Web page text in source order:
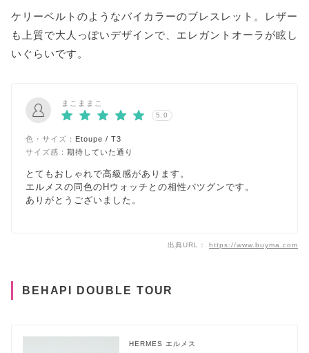
ケリーベルトのようなバイカラーのブレスレット。レザー
も上質で大人っぽいデザインで、エレガントオーラが眩し
いぐらいです。
まこままこ
5.0
色・サイズ： Etoupe / T3
サイズ感： 期待していた通り
とてもおしゃれで高級感があります。
エルメスの同色のHウォッチとの相性バツグンです。
ありがとうございました。
出典URL： https://www.buyma.com
BEHAPI DOUBLE TOUR
HERMES エルメス